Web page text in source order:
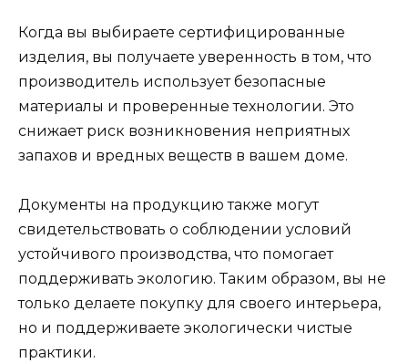
Когда вы выбираете сертифицированные
изделия, вы получаете уверенность в том, что
производитель использует безопасные
материалы и проверенные технологии. Это
снижает риск возникновения неприятных
запахов и вредных веществ в вашем доме.
Документы на продукцию также могут
свидетельствовать о соблюдении условий
устойчивого производства, что помогает
поддерживать экологию. Таким образом, вы не
только делаете покупку для своего интерьера,
но и поддерживаете экологически чистые
практики.